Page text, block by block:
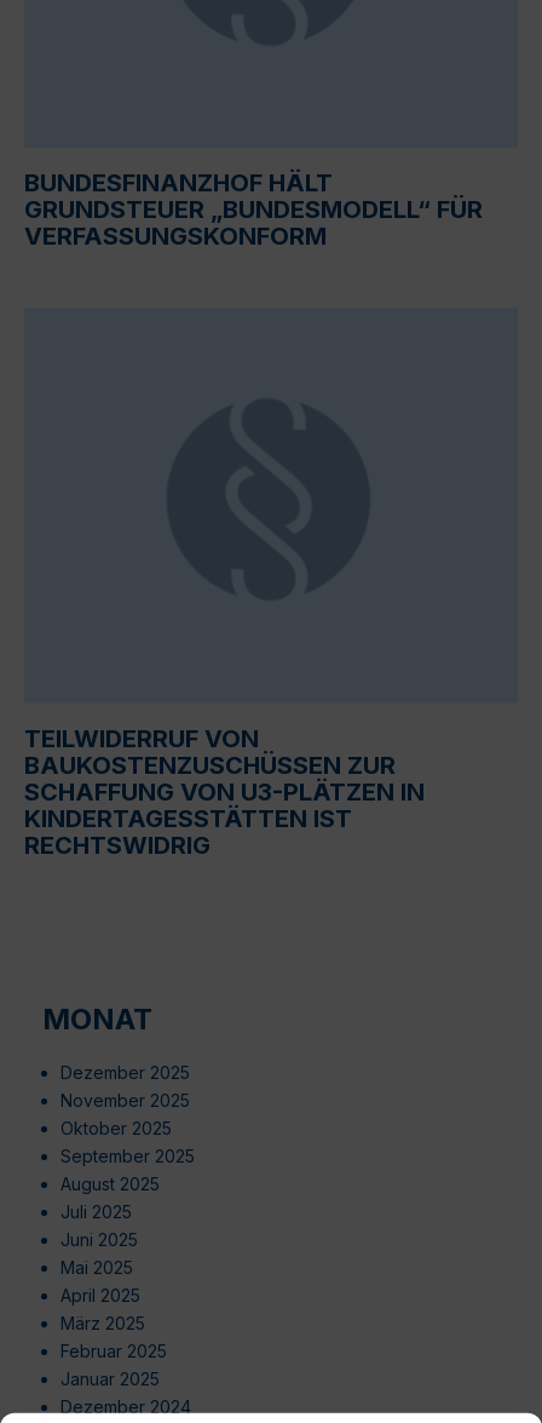
BUNDESFINANZHOF HÄLT
GRUNDSTEUER „BUNDESMODELL“ FÜR
VERFASSUNGSKONFORM
TEILWIDERRUF VON
BAUKOSTENZUSCHÜSSEN ZUR
SCHAFFUNG VON U3-PLÄTZEN IN
KINDERTAGESSTÄTTEN IST
RECHTSWIDRIG
MONAT
Dezember 2025
November 2025
Oktober 2025
September 2025
August 2025
Juli 2025
Juni 2025
Mai 2025
April 2025
März 2025
Februar 2025
Januar 2025
Dezember 2024